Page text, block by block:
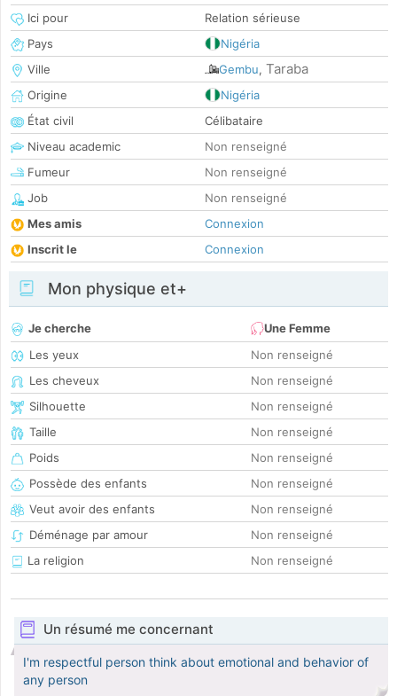
Ici pour
Relation sérieuse
Pays
Nigéria
Ville
Gembu, Taraba
Origine
Nigéria
État civil
Célibataire
Niveau academic
Non renseigné
Fumeur
Non renseigné
Job
Non renseigné
Mes amis
Connexion
Inscrit le
Connexion
Mon physique et+
Je cherche
Une Femme
Les yeux
Non renseigné
Les cheveux
Non renseigné
Silhouette
Non renseigné
Taille
Non renseigné
Poids
Non renseigné
Possède des enfants
Non renseigné
Veut avoir des enfants
Non renseigné
Déménage par amour
Non renseigné
La religion
Non renseigné
Un résumé me concernant
I'm respectful person think about emotional and behavior of
any person